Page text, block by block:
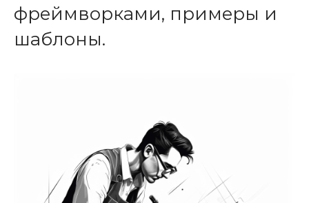
фреймворками, примеры и
шаблоны.